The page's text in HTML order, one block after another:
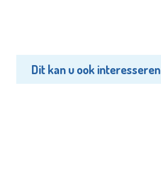
Dit kan u ook interesseren